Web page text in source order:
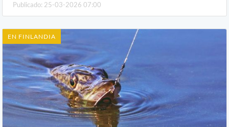
Publicado: 25-03-2026 07:00
EN FINLANDIA